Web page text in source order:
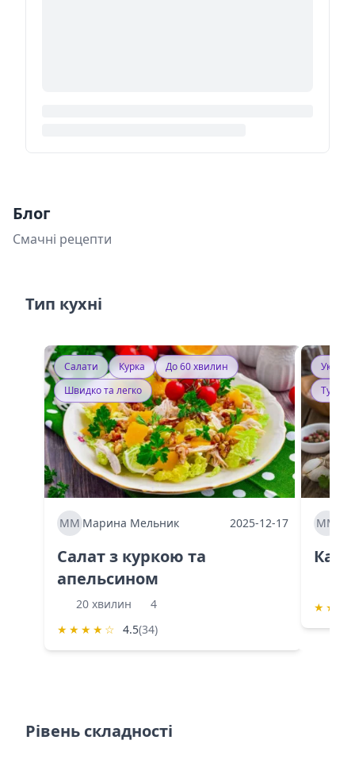
Блог
Смачні рецепти
Тип кухні
Салати Курка
До 60 хвилин
Швидко та легко
ММ Марина Мельник 2025-12-17
Салат з куркою та
апельсином
20 хвилин
4
★ ★ ★ ★ ☆ 4.5(34)
ММ
★ ★
Рівень складності